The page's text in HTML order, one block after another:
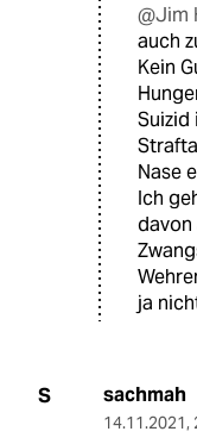
@Jim
auch
Kein
Suizid
Nase
Ich
davon
ja
S sachmah
14.11.2021,